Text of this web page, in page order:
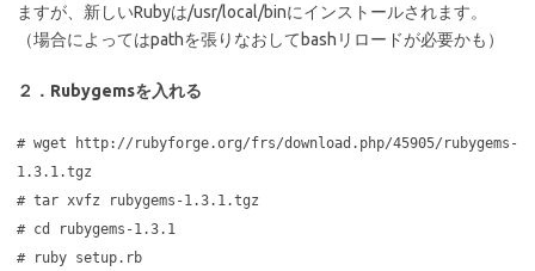
ますが、新しいRubyは/usr/local/binにインストールされます。
（場合によってはpathを張りなおしてbashリロードが必要かも）
２．Rubygemsを入れる
# wget http://rubyforge.org/frs/download.php/45905/rubygems-
1.3.1.tgz
# tar xvfz rubygems-1.3.1.tgz
# cd rubygems-1.3.1
# ruby setup.rb